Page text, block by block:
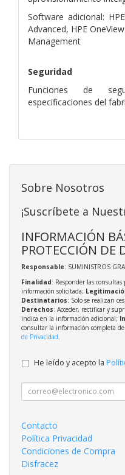
Software adicional:
Advanced, HPE
Management
Seguridad
Funciones de
especificaciones del
Sobre Nosotros
¡Suscríbete a
INFORMACIÓN
PROTECCIÓN DE
Responsable: SUMINISTROS
Finalidad: Responder las
información solicitada;
Destinatarios: Solo se realizan
Derechos: Acceder, rectificar y
indica en la información adicional;
consultar la información completa
de Privacidad
He leído y acepto la
Contacto
Política Privacidad
Condiciones de Compra
Disfracez